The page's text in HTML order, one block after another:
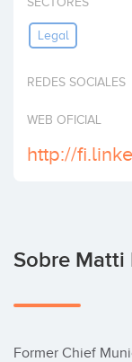
Legal
REDES SOCIALES
WEB OFICIAL
Sobre
Former Chief